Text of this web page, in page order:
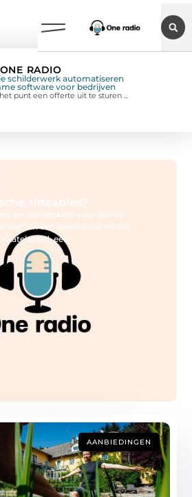
RADIO
schilderwerk automatiseren
software voor bedrijven
punt een offerte uit te sturen ...
rideables?
verzamelnaam voor allerlei
en een elektrische motor,
een
AANBIEDINGEN